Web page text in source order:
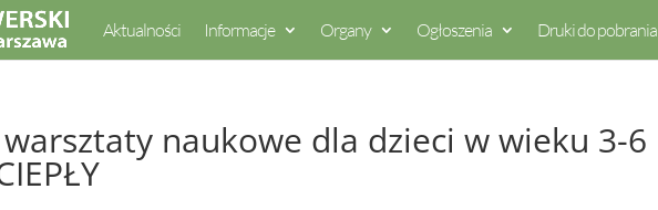
Aktualności Informacje Organy Ogłoszenia Druki do pobrania
naukowe dla dzieci w wieku 3-6